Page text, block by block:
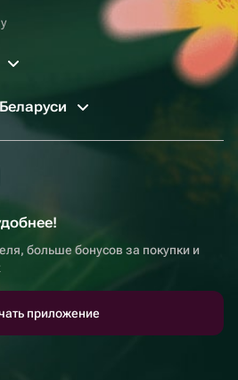
больше бонусов за покупки и
приложение